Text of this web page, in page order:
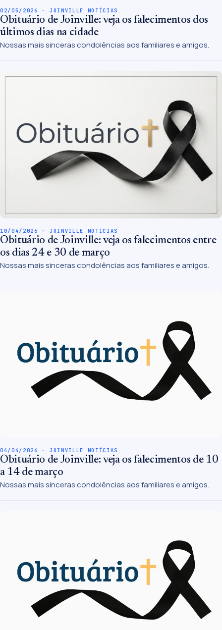
02/05/2026 · JOINVILLE NOTÍCIAS
Obituário de Joinville: veja os falecimentos dos
últimos dias na cidade
Nossas mais sinceras condolências aos familiares e amigos.
10/04/2026 · JOINVILLE NOTÍCIAS
Obituário de Joinville: veja os falecimentos entre
os dias 24 e 30 de março
Nossas mais sinceras condolências aos familiares e amigos.
04/04/2026 · JOINVILLE NOTÍCIAS
Obituário de Joinville: veja os falecimentos de 10
a 14 de março
Nossas mais sinceras condolências aos familiares e amigos.